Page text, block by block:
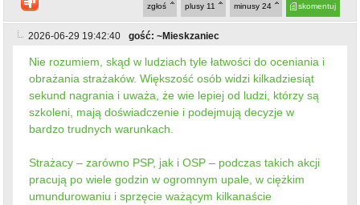
skomentuj
minusy 24
plusy 11
zgłoś
2026-06-29 19:42:40 gość: ~Mieskzaniec
Nie rozumiem, skąd w ludziach tyle łatwości do oceniania i
obrażania strażaków. Większość osób widzi kilkadziesiąt
sekund nagrania i uważa, że wie lepiej od ludzi, którzy są
szkoleni, mają doświadczenie i podejmują decyzje w
bardzo trudnych warunkach.
Strażacy – zarówno PSP, jak i OSP – podczas takich akcji
pracują po wiele godzin w ogromnym upale, w ciężkim
umundurowaniu i sprzęcie ważącym kilkanaście